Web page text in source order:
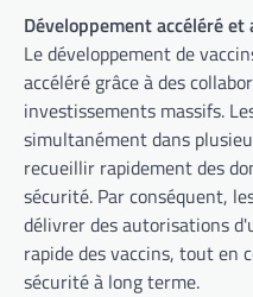
Développement accéléré
Le développement de
accéléré grâce à des
investissements massifs.
simultanément dans
recueillir rapidement des
sécurité. Par conséquent,
délivrer des autorisations
rapide des vaccins, tout
sécurité à long terme.